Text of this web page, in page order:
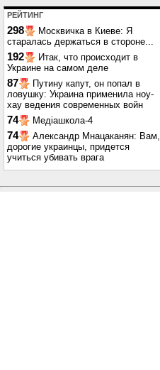
РЕЙТИНГ
298
Москвичка в Киеве: Я
старалась держаться в стороне...
192
Итак, что происходит в
Украине на самом деле
87
Путину капут, он попал в
ловушку: Украина применила ноу-
хау ведения современных войн
74 Медіашкола-4
74
Александр Мнацаканян: Вам,
дорогие украинцы, придется
учиться убивать врага